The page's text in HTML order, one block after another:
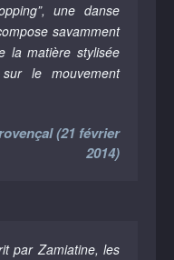
une danse
savamment
la matière stylisée
le mouvement
(21 février
2014)
par Zamiatine, les